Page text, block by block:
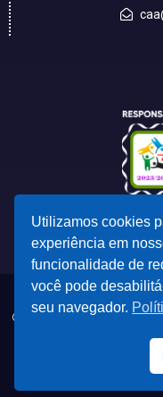
© 2023 - Desenvolvido
Todas as marcas
Utilizamos cookies
experiência em
funcionalidade de
você pode
seu navegador.